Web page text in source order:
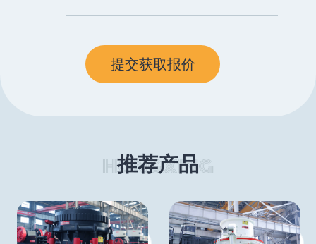
推荐产品